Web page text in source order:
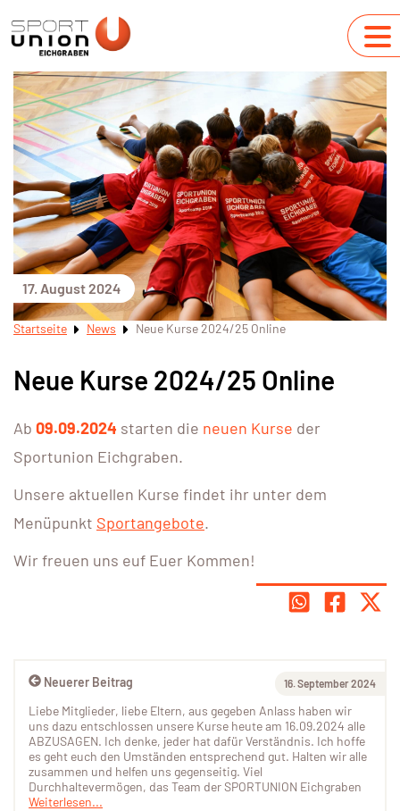
17. August 2024
Startseite News Neue Kurse 2024/25 Online
Neue Kurse 2024/25 Online
Ab 09.09.2024 starten die neuen Kurse der
Sportunion Eichgraben.
Unsere aktuellen Kurse findet ihr unter dem
Menüpunkt Sportangebote.
Wir freuen uns euf Euer Kommen!
Neuerer Beitrag 16. September 2024
Liebe Mitglieder, liebe Eltern, aus gegeben Anlass haben wir
uns dazu entschlossen unsere Kurse heute am 16.09.2024 alle
ABZUSAGEN. Ich denke, jeder hat dafür Verständnis. Ich hoffe
es geht euch den Umständen entsprechend gut. Halten wir alle
zusammen und helfen uns gegenseitig. Viel
Durchhaltevermögen, das Team der SPORTUNION Eichgraben
Weiterlesen...